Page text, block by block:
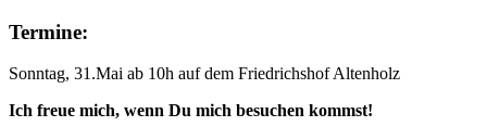
Termine:
Sonntag, 31.Mai ab 10h auf dem Friedrichshof Altenholz
Ich freue mich, wenn Du mich besuchen kommst!